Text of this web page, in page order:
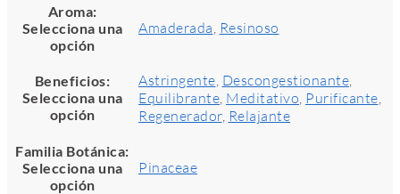
Aroma:
Selecciona una
opción
Amaderada Resinoso
Beneficios:
Selecciona una
opción
Astringente Descongestionante
Equilibrante Meditativo Purificante
Regenerador, Relajante
Familia Botánica:
Selecciona una
opción
Pinaceae